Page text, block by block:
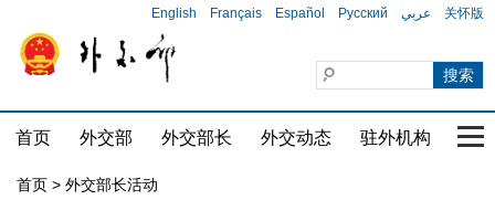
English Français Español Русский عربي 关怀版
首页 外交部 外交部长 外交动态 驻外机构 国
首页 > 外交部长活动